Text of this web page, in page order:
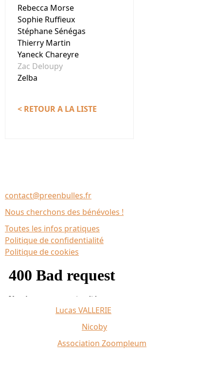
Rebecca Morse
Sophie Ruffieux
Stéphane Sénégas
Thierry Martin
Yaneck Chareyre
Zac Deloupy
Zelba
< RETOUR A LA LISTE
contact@preenbulles.fr
Nous cherchons des bénévoles !
Toutes les infos pratiques
Politique de confidentialité
Politique de cookies
Lucas VALLERIE
Nicoby
Association Zoompleum